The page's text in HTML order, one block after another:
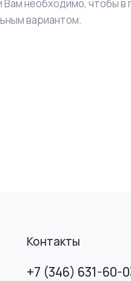
Вам необходимо, чтобы
вариантом.
Контакты
+7 (346) 631-60-